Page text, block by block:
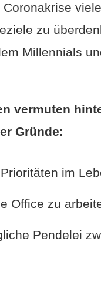
zu
Millennials
vermuten
Gründe:
im
Office zu
Pendelei